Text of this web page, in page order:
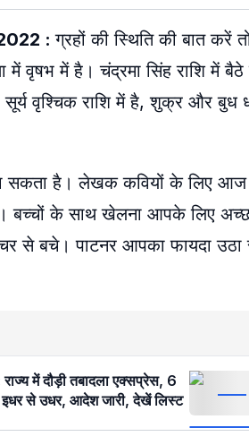
:ग्रहों की स्थिति की बात करें
में वृषभ में है। चंद्रमा सिंह राशि में बैठे
सूर्य वृश्चिक राशि में है, शुक्र और बुध
जा सकता है। लेखक कवियों के लिए
बच्चों के साथ खेलना आपके लिए
से बचे। पाटनर आपका फायदा
में दौड़ी तबादला एक्सप्रेस, 6
से उधर, आदेश जारी, देखें लिस्ट